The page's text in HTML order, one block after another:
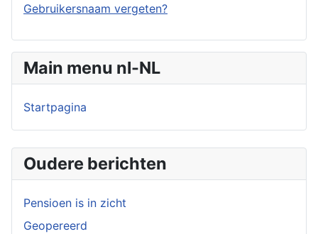
Gebruikersnaam vergeten?
Main menu nl-NL
Startpagina
Oudere berichten
Pensioen is in zicht
Geopereerd